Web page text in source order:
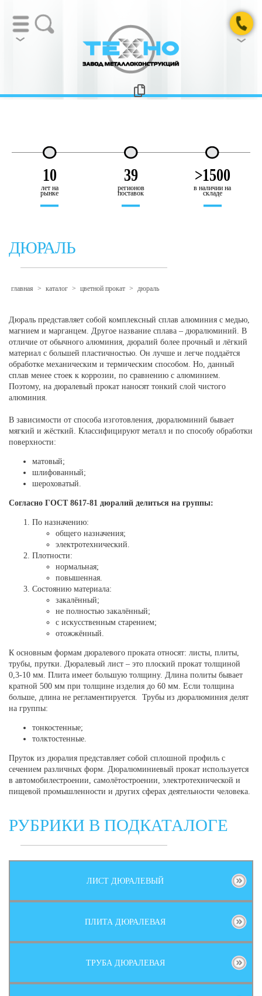
10
лет на
рынке
39
регионов
поставок
>1500
в наличии на
складе
ДЮРАЛЬ
главная > каталог > цветной прокат > дюраль
Дюраль представляет собой комплексный сплав алюминия с медью,
магнием и марганцем. Другое название сплава – дюралюминий. В
отличие от обычного алюминия, дюралий более прочный и лёгкий
материал с большей пластичностью. Он лучше и легче поддаётся
обработке механическим и термическим способом. Но, данный
сплав менее стоек к коррозии, по сравнению с алюминием.
Поэтому, на дюралевый прокат наносят тонкий слой чистого
алюминия.
В зависимости от способа изготовления, дюралюминий бывает
мягкий и жёсткий. Классифицируют металл и по способу обработки
поверхности:
матовый;
шлифованный;
шероховатый.
Согласно ГОСТ 8617-81 дюралий делиться на группы:
По назначению:
общего назначения;
электротехнический.
Плотности:
нормальная;
повышенная.
Состоянию материала:
закалённый;
не полностью закалённый;
с искусственным старением;
отожжённый.
К основным формам дюралевого проката относят: листы, плиты,
трубы, прутки. Дюралевый лист – это плоский прокат толщиной
0,3-10 мм. Плита имеет большую толщину. Длина политы бывает
кратной 500 мм при толщине изделия до 60 мм. Если толщина
больше, длина не регламентируется. Трубы из дюралюминия делят
на группы:
тонкостенные;
толктостенные.
Пруток из дюралия представляет собой сплошной профиль с
сечением различных форм. Дюралюминиевый прокат используется
в автомобилестроении, самолётостроении, электротехнической и
пищевой промышленности и других сферах деятельности человека.
РУБРИКИ В ПОДКАТАЛОГЕ
ЛИСТ ДЮРАЛЕВЫЙ
ПЛИТА ДЮРАЛЕВАЯ
ТРУБА ДЮРАЛЕВАЯ